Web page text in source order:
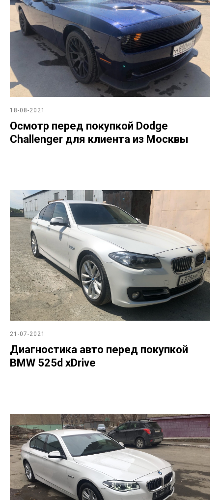
18-08-2021
Осмотр перед покупкой Dodge
Challenger для клиента из Москвы
21-07-2021
Диагностика авто перед покупкой
BMW 525d xDrive